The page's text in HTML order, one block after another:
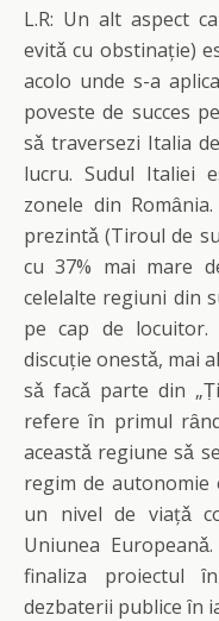
L.R: Un alt aspect
evitǎ cu obstinație)
acolo unde s-a
poveste de succes
sǎ traversezi Italia
lucru. Sudul Italiei
zonele din
prezintǎ (Tiroul de
cu 37% mai mare
celelalte regiuni din
pe cap de
discuție onestǎ, mai
sǎ facǎ parte din
refere ȋn primul
aceastǎ regiune sǎ
regim de
un nivel de viațǎ
Uniunea
finaliza proiectul
dezbaterii publice ȋn